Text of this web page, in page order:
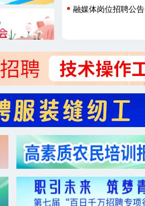
的公示
融媒体岗位招聘公告